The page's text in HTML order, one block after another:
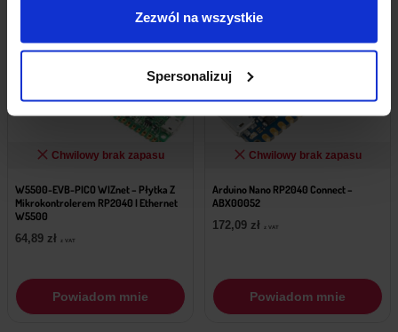
Zezwól na wszystkie
Spersonalizuj
Chwilowy brak zapasu
W5500-EVB-PICO WIZnet – Płytka Z
Mikrokontrolerem RP2040 I Ethernet
W5500
64,89 zł z VAT
Powiadom mnie
Chwilowy brak zapasu
Arduino Nano RP2040 Connect –
ABX00052
172,09 zł z VAT
Powiadom mnie